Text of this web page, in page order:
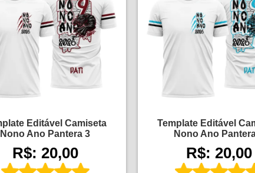
Editável Camiseta
Nono Ano Pantera 3
R$: 20,00
Template Editável
Nono Ano
R$: 20,00